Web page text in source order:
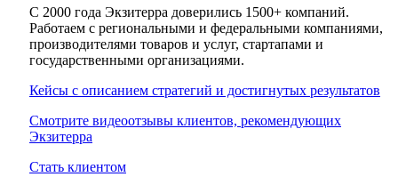
С 2000 года Экзитерра доверились 1500+ компаний.
Работаем с региональными и федеральными компаниями,
производителями товаров и услуг, стартапами и
государственными организациями.
Кейсы с описанием стратегий и достигнутых результатов
Смотрите видеоотзывы клиентов, рекомендующих
Экзитерра
Стать клиентом